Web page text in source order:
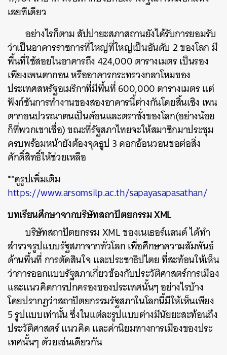
เลยทีเดียว
อย่างไรก็ตาม สัปปายะสภาสถานยังได้รับการยอมรับ
ว่าเป็นอาคารราชการที่ใหญ่ที่ใหญ่เป็นอันดับ 2 ของโลก มี
พื้นที่ใช้สอยในอาคารถึง 424,000 ตารางเมตร เป็นรอง
เพียงเพนตากอน หรืออาคารกระทรวงกลาโหมของ
ประเทศสหรัฐอเมริกาที่มีพื้นที่ 600,000 ตารางเมตร แต่
ฟังก์ชันการทำงานของสองอาคารนี้ต่างกันโดยสิ้นเชิง เพน
ตากอนปวรณาตนเป็นค้อนและตราชั่งของโลก(อย่างน้อย
ก็ที่พวกเขาเชื่อ) ขณะที่รัฐสภาไทยจะให้สมาชิกมาประชุม
ครบพร้อมหน้ายังต้องจุดธูป 3 ดอกอ้อนวอนขอต่อสิ่ง
ศักดิ์สิทธิ์ให้ช่วยเหลือ
**ดูรูปเพิ่มเติม
https://www.arsomsilp.ac.th/sapayasapasathan/
บทเรียนศึกษาจากบริษัทสถาปัตยกรรม XML
บริษัทสถาปัตยกรรม XML ของเนเธอร์แลนด์ ได้ทำ
สำรวจรูปแบบรัฐสภาจากทั่วโลก เพื่อศึกษาความสัมพันธ์
ด้านพื้นที่ การตัดสินใจ และประชาธิปไตย ที่สะท้อนให้เห็น
ว่าการออกแบบรัฐสภาเกี่ยวข้องกับประวัติศาสตร์การเมือง
และแนวคิดการปกครองของประเทศนั้นๆ อย่างไรบ้าง
โดยปรากฏว่าสถาปัตยกรรมรัฐสภาในโลกนี้มีให้เห็นเพียง
5 รูปแบบเท่านั้น ซึ่งในแต่ละรูปแบบต่างมีนัยยะสะท้อนถึง
ประวัติศาสตร์ แนวคิด และค่านิยมทางการเมืองของประ
เทศนั้นๆ ด้วยเช่นเดียวกัน